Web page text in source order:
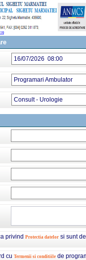
16/07/2026 08:00
Programari Ambulator
Consult - Urologie
privind Protectia datelor si sunt
cu Termenii si conditiile de